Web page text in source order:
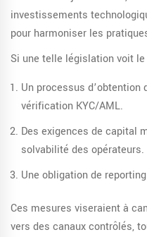
investissements
pour harmoniser les
Si une telle législation voit
Un processus
vérification KYC/AML.
Des exigences de capital
solvabilité des opérateurs.
Une obligation de
Ces mesures viseraient à
vers des canaux contrôlés,